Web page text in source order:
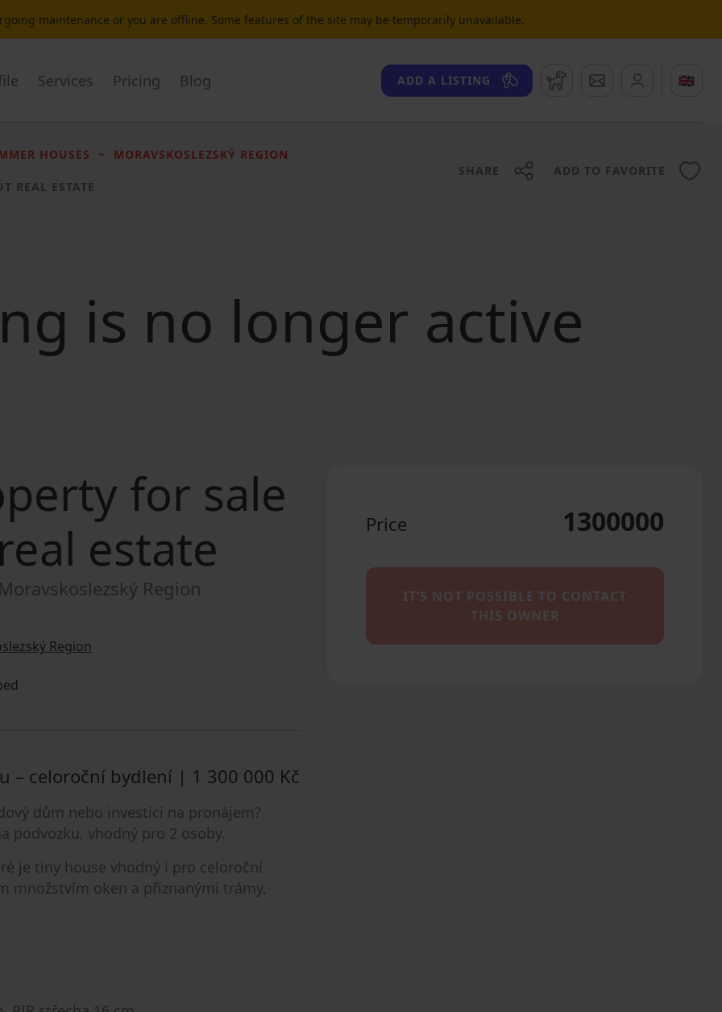
maintenance or you are offline. Some features of the site may be temporarily unavailable.
Services Pricing Blog ADD A LISTING WatchdogMessages 🇬🇧
HOUSES
MORAVSKOSLEZSKÝ REGION
REAL ESTATE
SHARE ADD TO FAVORITE
is no longer active
for sale
estate
Region
Region
– celoroční bydlení | 1 300 000 Kč
dům nebo investici na pronájem?
podvozku, vhodný pro 2 osoby.
je tiny house vhodný i pro celoroční
množstvím oken a přiznanými trámy,
Price 1300000
IT’S NOT POSSIBLE TO CONTACT
THIS OWNER